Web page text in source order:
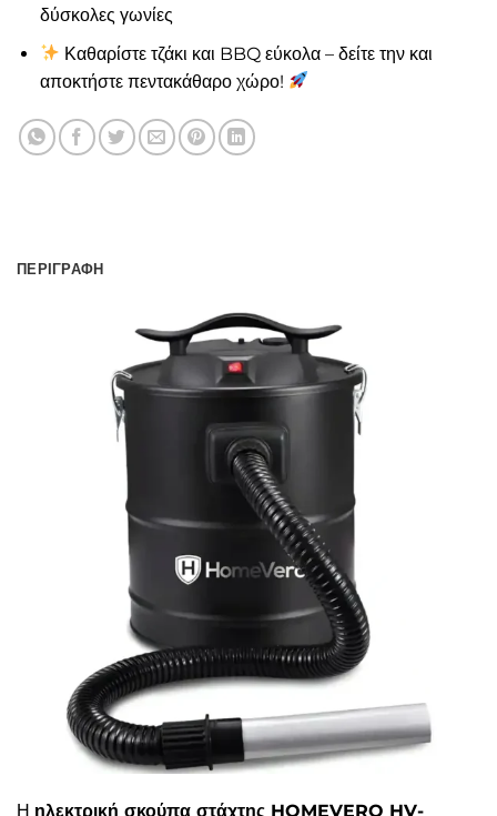
δύσκολες γωνίες
Καθαρίστε τζάκι και BBQ εύκολα – δείτε την και
αποκτήστε πεντακάθαρο χώρο!
ΠΕΡΙΓΡΑΦΉ
Η ηλεκτρική σκούπα στάχτης HOMEVERO HV-